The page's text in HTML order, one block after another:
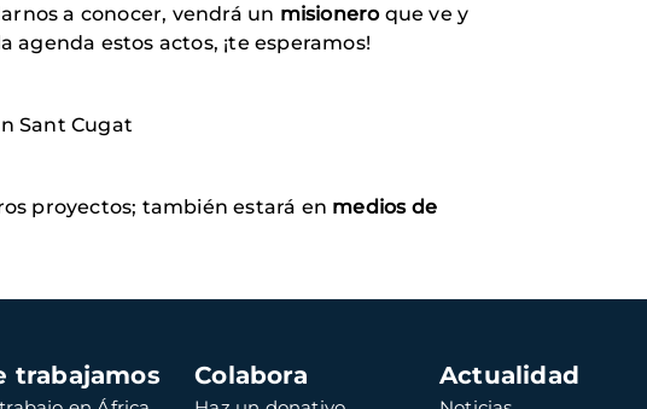
a conocer, vendrá un misionero que ve y
estos actos, ¡te esperamos!
Sant Cugat
proyectos; también estará en medios de
trabajamos Colabora Actualidad